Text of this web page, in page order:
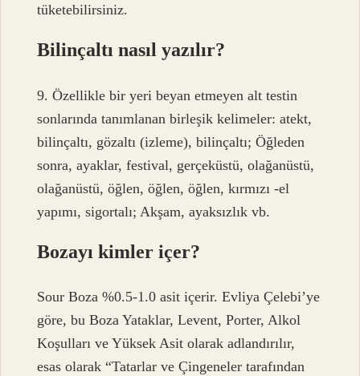
tüketebilirsiniz.
Bilinçaltı nasıl yazılır?
9. Özellikle bir yeri beyan etmeyen alt testin
sonlarında tanımlanan birleşik kelimeler: atekt,
bilinçaltı, gözaltı (izleme), bilinçaltı; Öğleden
sonra, ayaklar, festival, gerçeküstü, olağanüstü,
olağanüstü, öğlen, öğlen, öğlen, kırmızı -el
yapımı, sigortalı; Akşam, ayaksızlık vb.
Bozayı kimler içer?
Sour Boza %0.5-1.0 asit içerir. Evliya Çelebi’ye
göre, bu Boza Yataklar, Levent, Porter, Alkol
Koşulları ve Yüksek Asit olarak adlandırılır,
esas olarak “Tatarlar ve Çingeneler tarafından